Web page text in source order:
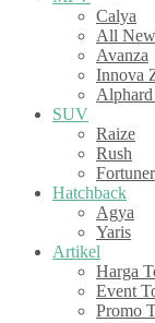
Calya
All
Avanza
Innova
SUV
Raize
Rush
Fortuner
Hatchback
Agya
Yaris
Artikel
Harga
Event
Promo